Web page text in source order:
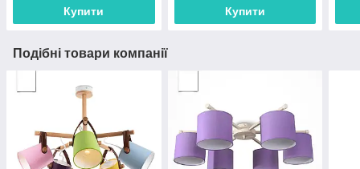
Купити Купити
Подібні товари компанії